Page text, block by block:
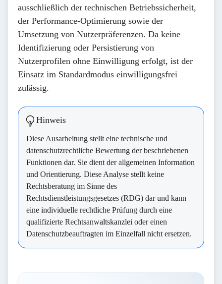
ausschließlich der technischen Betriebssicherheit,
der Performance-Optimierung sowie der
Umsetzung von Nutzerpräferenzen. Da keine
Identifizierung oder Persistierung von
Nutzerprofilen ohne Einwilligung erfolgt, ist der
Einsatz im Standardmodus einwilligungsfrei
zulässig.
Hinweis
Diese Ausarbeitung stellt eine technische und
datenschutzrechtliche Bewertung der beschriebenen
Funktionen dar. Sie dient der allgemeinen Information
und Orientierung. Diese Analyse stellt keine
Rechtsberatung im Sinne des
Rechtsdienstleistungsgesetzes (RDG) dar und kann
eine individuelle rechtliche Prüfung durch eine
qualifizierte Rechtsanwaltskanzlei oder einen
Datenschutzbeauftragten im Einzelfall nicht ersetzen.